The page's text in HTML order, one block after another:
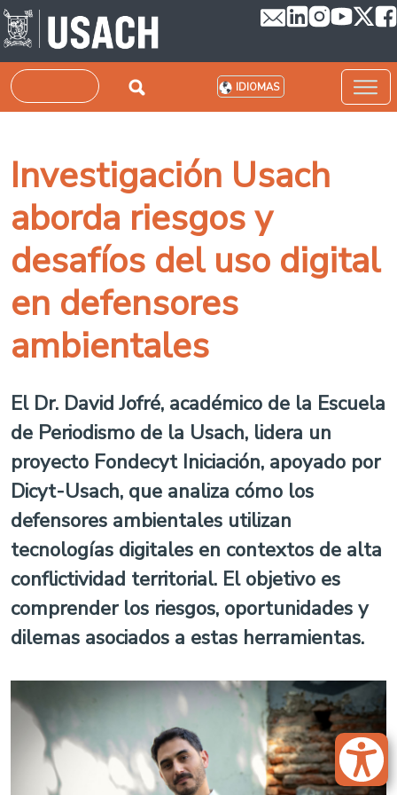
Pasar al contenido principal
Buscar IDIOMAS
Investigación Usach
aborda riesgos y
desafíos del uso digital
en defensores
ambientales
El Dr. David Jofré, académico de la Escuela
de Periodismo de la Usach, lidera un
proyecto Fondecyt Iniciación, apoyado por
Dicyt-Usach, que analiza cómo los
defensores ambientales utilizan
tecnologías digitales en contextos de alta
conflictividad territorial. El objetivo es
comprender los riesgos, oportunidades y
dilemas asociados a estas herramientas.